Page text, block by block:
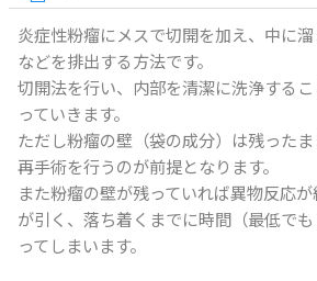
炎症性粉瘤にメスで切開を加え、中に
などを排出する方法です。
切開法を行い、内部を清潔に洗浄する
っていきます。
ただし粉瘤の壁（袋の成分）は残った
再手術を行うのが前提となります。
また粉瘤の壁が残っていれば異物反応
が引く、落ち着くまでに時間（最低で
ってしまいます。